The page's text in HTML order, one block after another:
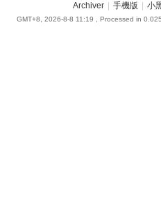
Archiver 手機版 小
GMT+8, 2026-8-8 11:19 , Processed in